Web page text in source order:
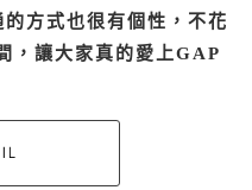
方式也很有個性，不花
，讓大家真的愛上GAP